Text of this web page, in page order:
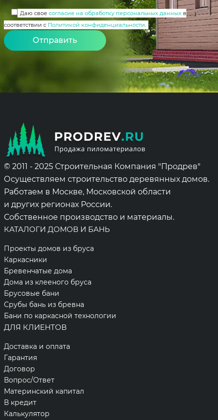
Даю свое согласие на обработку персональных данныхв
соответствии с Политикой конфиденциальности.
© 2011 - 2025 Строительная Компания "Продрев"
Осуществляем строительство деревянных домов.
Работаем в Москве, Московской области
и других регионах России.
Собственное производство и материалы.
КАТАЛОГИ ДОМОВ И БАНЬ
Проекты домов из бруса
Каркасники
Бревенчатые дома
Дома из клееного бруса
Брусовые бани
Срубы бань из бревна
Бани по каркасной технологии
ДЛЯ КЛИЕНТОВ
Доставка и оплата
Гарантия
Договор
Вопрос/Ответ
Материнский капитал
В кредит
Калькулятор